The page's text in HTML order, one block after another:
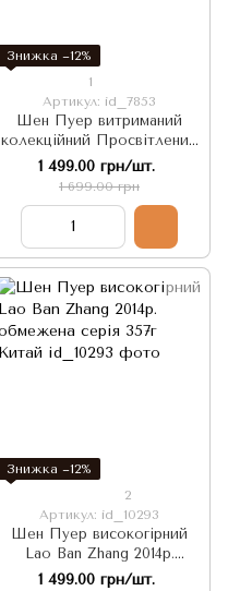
Знижка −12%
1
Артикул: id_7853
Шен Пуер витриманий
колекційний Просвітлений
Мудрець 2009 рік 357г,
Китай
1 499.00 грн/шт.
1 699.00 грн
Знижка −12%
2
Артикул: id_10293
Шен Пуер високогірний
Lao Ban Zhang 2014р.
обмежена серія 357г Китай
1 499.00 грн/шт.